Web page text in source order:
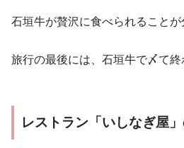
石垣牛が贅沢に食べられることが
旅行の最後には、石垣牛で〆て終
レストラン「いしなぎ屋